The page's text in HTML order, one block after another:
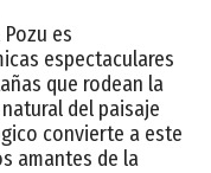
es
espectaculares
que rodean la
del paisaje
convierte a este
amantes de la